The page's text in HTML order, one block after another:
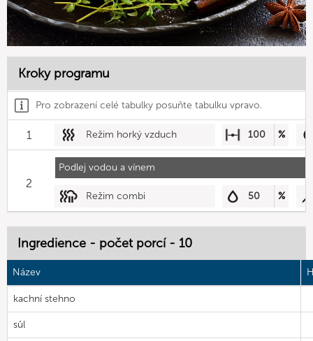
Kroky programu
Pro zobrazení celé tabulky posuňte tabulku vpravo.
1 Režim horký vzduch 100 %
Podlej vodou a vínem
2
Režim combi 50 %
Ingredience - počet porcí - 10
Název
kachní stehno
sůl